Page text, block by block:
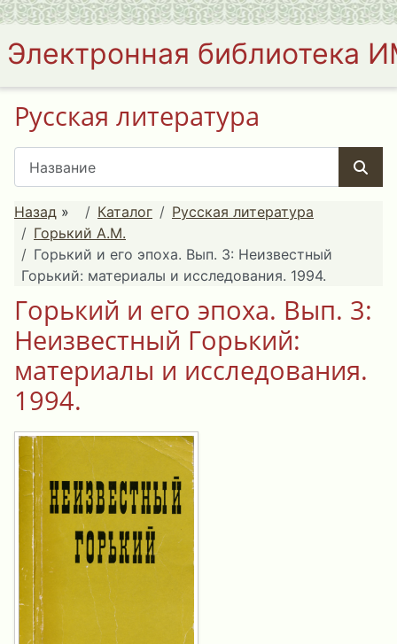
Электронная библиотека
Русская литература
Назад » Каталог
Русская литература
Горький А.М.
Горький и его эпоха. Вып. 3: Неизвестный
Горький: материалы и исследования. 1994.
Горький и его эпоха. Вып. 3:
Неизвестный Горький:
материалы и исследования.
1994.